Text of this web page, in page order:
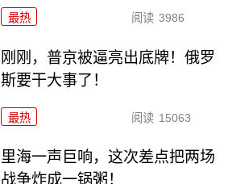
最热 阅读 3986
刚刚，普京被逼亮出底牌！俄罗
斯要干大事了！
最热 阅读 15063
里海一声巨响，这次差点把两场
战争炸成一锅粥！